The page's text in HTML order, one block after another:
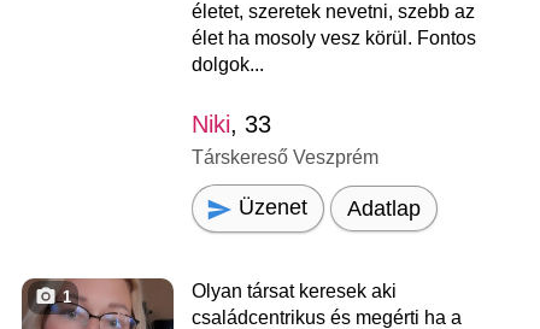
életet, szeretek nevetni, szebb az
élet ha mosoly vesz körül. Fontos
dolgok...
Niki, 33
Társkereső Veszprém
Üzenet Adatlap
1
Olyan társat keresek aki
családcentrikus és megérti ha a